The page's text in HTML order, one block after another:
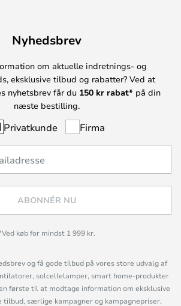
Nyhedsbrev
om aktuelle indretnings- og
eksklusive tilbud og rabatter? Ved at
nyhetsbrev får du 150 kr rabat* på din
næste bestilling.
Privatkunde Firma
ABONNÉR NU
køb for mindst 1 999 kr.
og få gode tilbud på vores store udvalg af
solcellelamper, smart home-produkter
første til at modtage information om eksklusive
tilbud, særlige kampagner og kampagnepriser,